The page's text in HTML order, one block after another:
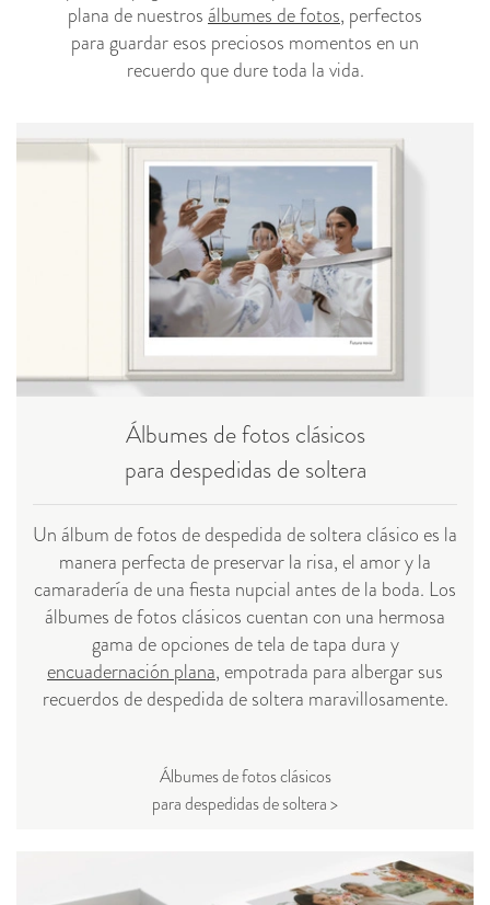
plana de nuestrosálbumes de fotos, perfectos
para guardar esos preciosos momentos en un
recuerdo que dure toda la vida.
Álbumes de fotos clásicos
para despedidas de soltera
Un álbum de fotos de despedida de soltera clásico es la
manera perfecta de preservar la risa, el amor y la
camaradería de una fiesta nupcial antes de la boda. Los
álbumes de fotos clásicos cuentan con una hermosa
gama de opciones de tela de tapa dura y
encuadernación plana, empotrada para albergar sus
recuerdos de despedida de soltera maravillosamente.
Álbumes de fotos clásicos
para despedidas de soltera >